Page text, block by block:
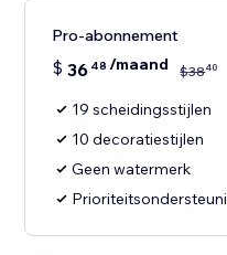
Pro-abonnement
$ 36 48 /maand $3840
19 scheidingsstijlen
10 decoratiestijlen
Geen watermerk